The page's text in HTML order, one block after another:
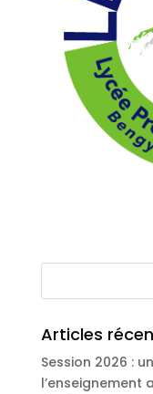
Articles
Session 2026 :